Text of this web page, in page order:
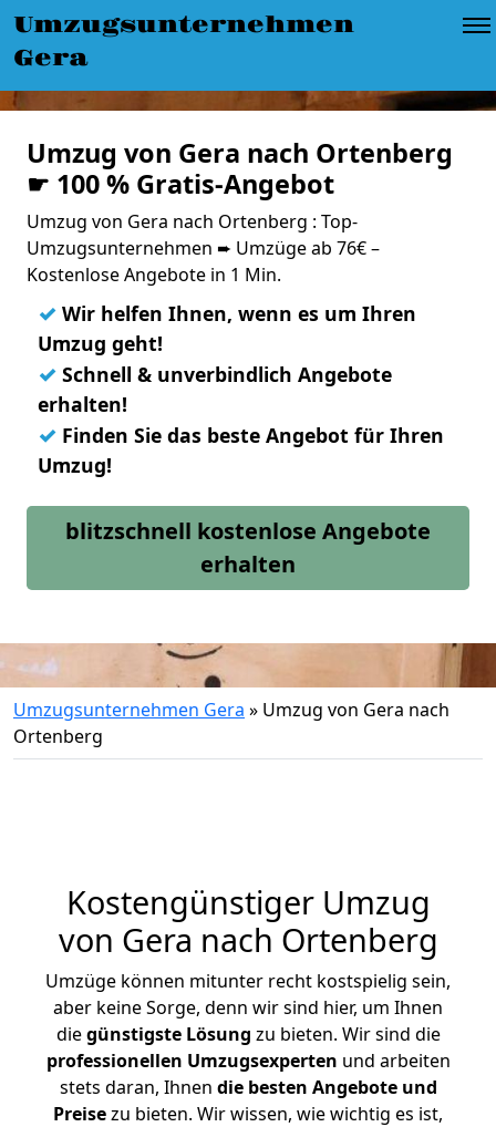
Umzugsunternehmen
Gera
Umzug von Gera nach Ortenberg
☛ 100 % Gratis-Angebot
Umzug von Gera nach Ortenberg : Top-
Umzugsunternehmen ➨ Umzüge ab 76€ –
Kostenlose Angebote in 1 Min.
✓ Wir helfen Ihnen, wenn es um Ihren
Umzug geht!
✓ Schnell & unverbindlich Angebote
erhalten!
✓ Finden Sie das beste Angebot für Ihren
Umzug!
blitzschnell kostenlose Angebote
erhalten
Umzugsunternehmen Gera » Umzug von Gera nach
Ortenberg
Kostengünstiger Umzug
von Gera nach Ortenberg
Umzüge können mitunter recht kostspielig sein,
aber keine Sorge, denn wir sind hier, um Ihnen
diegünstigste Lösung zu bieten. Wir sind die
professionellen Umzugsexperten und arbeiten
stets daran, Ihnen die besten Angebote und
Preisezu bieten. Wir wissen, wie wichtig es ist,